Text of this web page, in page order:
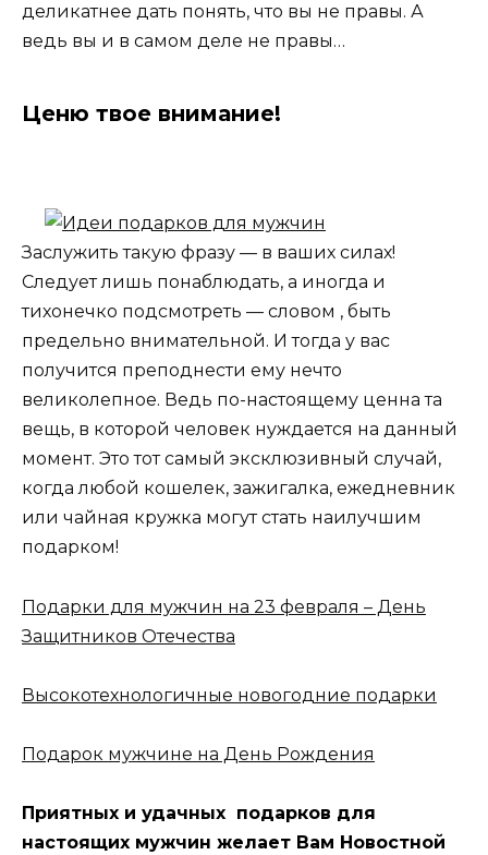
деликатнее дать понять, что вы не правы. А
ведь вы и в самом деле не правы…
Ценю твое внимание!
Заслужить такую фразу — в ваших силах!
Следует лишь понаблюдать, а иногда и
тихонечко подсмотреть — словом , быть
предельно внимательной. И тогда у вас
получится преподнести ему нечто
великолепное. Ведь по-настоящему ценна та
вещь, в которой человек нуждается на данный
момент. Это тот самый эксклюзивный случай,
когда любой кошелек, зажигалка, ежедневник
или чайная кружка могут стать наилучшим
подарком!
Подарки для мужчин на 23 февраля – День
Защитников Отечества
Высокотехнологичные новогодние подарки
Подарок мужчине на День Рождения
Приятных и удачных подарков для
настоящих мужчин желает Вам Новостной